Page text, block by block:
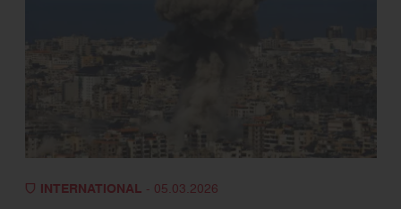
INTERNATIONAL - 05.03.2026